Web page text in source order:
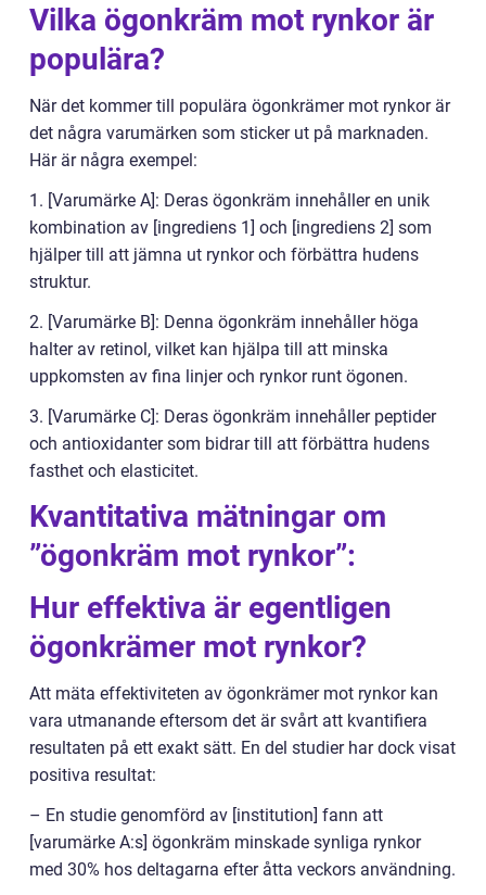
Vilka ögonkräm mot rynkor är
populära?
När det kommer till populära ögonkrämer mot rynkor är
det några varumärken som sticker ut på marknaden.
Här är några exempel:
1. [Varumärke A]: Deras ögonkräm innehåller en unik
kombination av [ingrediens 1] och [ingrediens 2] som
hjälper till att jämna ut rynkor och förbättra hudens
struktur.
2. [Varumärke B]: Denna ögonkräm innehåller höga
halter av retinol, vilket kan hjälpa till att minska
uppkomsten av fina linjer och rynkor runt ögonen.
3. [Varumärke C]: Deras ögonkräm innehåller peptider
och antioxidanter som bidrar till att förbättra hudens
fasthet och elasticitet.
Kvantitativa mätningar om
”ögonkräm mot rynkor”:
Hur effektiva är egentligen
ögonkrämer mot rynkor?
Att mäta effektiviteten av ögonkrämer mot rynkor kan
vara utmanande eftersom det är svårt att kvantifiera
resultaten på ett exakt sätt. En del studier har dock visat
positiva resultat:
– En studie genomförd av [institution] fann att
[varumärke A:s] ögonkräm minskade synliga rynkor
med 30% hos deltagarna efter åtta veckors användning.